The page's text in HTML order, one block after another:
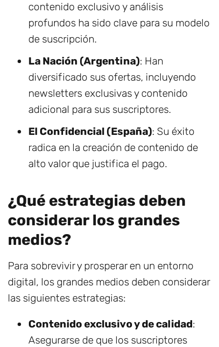
contenido exclusivo y análisis
profundos ha sido clave para su modelo
de suscripción.
La Nación (Argentina): Han
diversificado sus ofertas, incluyendo
newsletters exclusivas y contenido
adicional para sus suscriptores.
El Confidencial (España): Su éxito
radica en la creación de contenido de
alto valor que justifica el pago.
¿Qué estrategias deben
considerar los grandes
medios?
Para sobrevivir y prosperar en un entorno
digital, los grandes medios deben considerar
las siguientes estrategias:
Contenido exclusivo y de calidad:
Asegurarse de que los suscriptores